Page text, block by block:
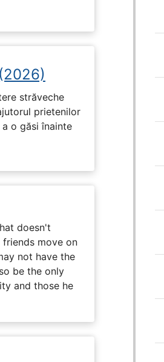
străveche
prietenilor
o găsi înainte
doesn't
move on
not have the
be the only
and those he